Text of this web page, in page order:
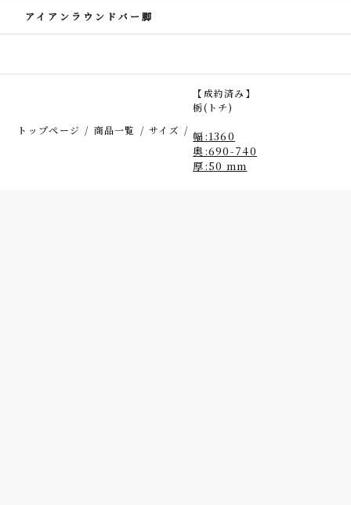
アイアンラウンドバー脚
トップページ 商品一覧 サイズ
【成約済み】
栃(トチ)
幅:1360
奥:690-740
厚:50 mm